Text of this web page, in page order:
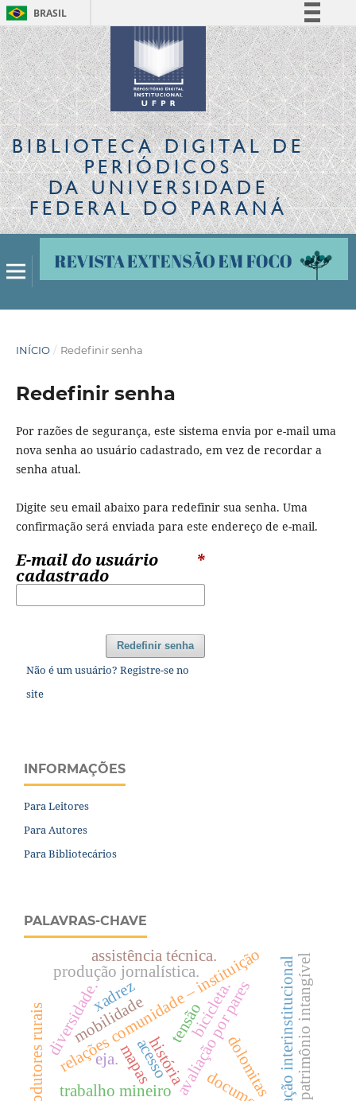
BRASIL
Simplifique!
Comunica BR
Participe
Acesso à informação
Legislação
Canais
BIBLIOTECA DIGITALDE
PERIÓDICOS
DA UNIVERSIDADE
FEDERAL DO PARANÁ
INÍCIO / Redefinir senha
Redefinir senha
Por razões de segurança, este sistema envia por e-mail uma
nova senha ao usuário cadastrado, em vez de recordar a
senha atual.
Digite seu email abaixo para redefinir sua senha. Uma
confirmação será enviada para este endereço de e-mail.
E-mail do usuário
cadastrado
*
Redefinir senha
Não é um usuário? Registre-se no
site
INFORMAÇÕES
Para Leitores
Para Autores
Para Bibliotecários
PALAVRAS-CHAVE
avaliação por pares
relações comunidade – instituição
trabalho mineiro dolomitas
produção jornalística.
história
diversidade. interação interinstitucional
produtores rurais
assistência técnica.
mapas
mobilidade bicicleta. patrimônio intangível
xadrez
tensão
eja. acesso